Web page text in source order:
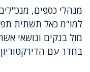
מנהלי כספים,
למו"מ כאל תשתית
מול בנקים ונושאי
בחדר עם